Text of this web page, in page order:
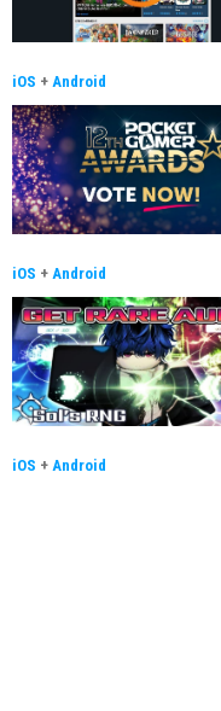
iOS + Android
iOS + Android
iOS + Android